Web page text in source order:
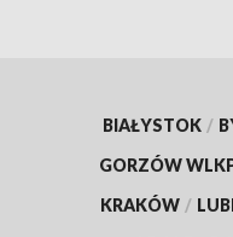
BIAŁYSTOK /
GORZÓW
KRAKÓW /